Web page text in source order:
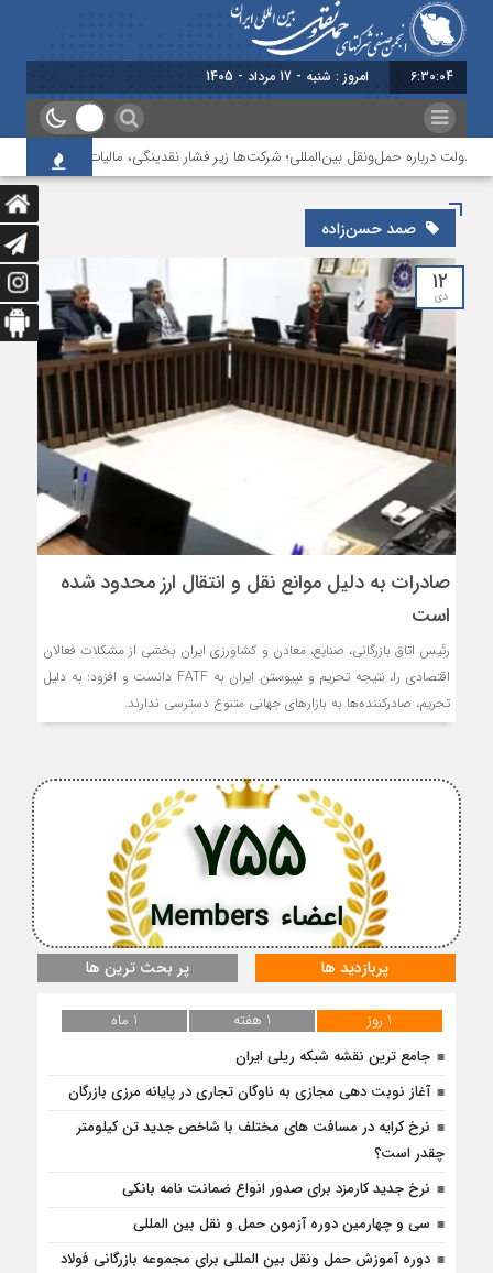
6:30:04 امروز : شنبه - 17 مرداد - 1405
دولت درباره حمل‌ونقل بین‌المللی؛ شرکت‌ها زیر فشار نقدینگی، مالیات و افت عملیات
صمد حسن‌زاده
۱۲
دی
صادرات به دلیل موانع نقل و انتقال ارز محدود شده
است
رئیس اتاق بازرگانی، صنایع، معادن و کشاورزی ایران بخشی از مشکلات فعالان
اقتصادی را، نتیجه تحریم و نپیوستن ایران به FATF دانست و افزود: به دلیل
تحریم، صادرکننده‌ها به بازارهای جهانی متنوع دسترسی ندارند.
اعضاء Members
755
پربازدید ها پر بحث ترین ها
1 روز 1 هفته
1 ماه
جامع ترین نقشه شبکه ریلی ایران
آغاز نوبت دهی مجازی به ناوگان تجاری در پایانه مرزی بازرگان
نرخ کرایه در مسافت‌ های مختلف با شاخص جدید تن کیلومتر
چقدر است؟
نرخ جدید کارمزد برای صدور انواع ضمانت نامه بانکی
سی و چهارمین دوره آزمون حمل و نقل بین المللی
دوره آموزش حمل ونقل بین المللی برای مجموعه بازرگانی فولاد